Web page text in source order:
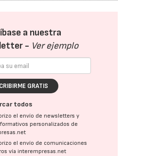
a nuestra
- Ver ejemplo
GRATIS
todos
el envío de newsletters y
personalizados de
el envío de comunicaciones
vía interempresas.net